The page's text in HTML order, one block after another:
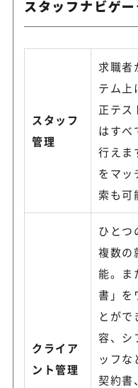
スタッフナビゲ
スタッフ
管理
求職者
テム上
正テス
はすべ
行えま
をマッ
索も可
クライア
ント管理
ひとつ
複数の
能。ま
書」を
とが
容、シ
ッフな
契約書